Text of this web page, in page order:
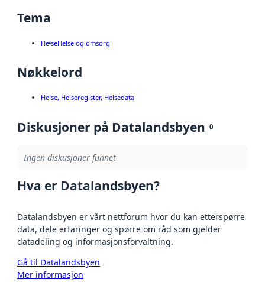
Tema
HelseHelse og omsorg
Nøkkelord
Helse, Helseregister, Helsedata
Diskusjoner på Datalandsbyen 0
Ingen diskusjoner funnet
Hva er Datalandsbyen?
Datalandsbyen er vårt nettforum hvor du kan etterspørre
data, dele erfaringer og spørre om råd som gjelder
datadeling og informasjonsforvaltning.
Gå til Datalandsbyen
Mer informasjon